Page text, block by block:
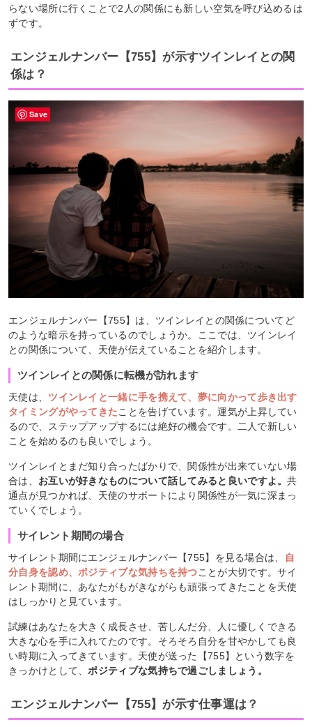
らない場所に行くことで2人の関係にも新しい空気を呼び込めるは
ずです。
エンジェルナンバー【755】が示すツインレイとの関
係は？
エンジェルナンバー【755】は、ツインレイとの関係についてど
のような暗示を持っているのでしょうか。ここでは、ツインレイ
との関係について、天使が伝えていることを紹介します。
ツインレイとの関係に転機が訪れます
天使は、 ツインレイと一緒に手を携えて、夢に向かって歩き出す
タイミングがやってきたことを告げています。運気が上昇してい
るので、ステップアップするには絶好の機会です。二人で新しい
ことを始めるのも良いでしょう。
ツインレイとまだ知り合ったばかりで、関係性が出来ていない場
合は、 お互いが好きなものについて話してみると良いですよ。共
通点が見つかれば、天使のサポートにより関係性が一気に深まっ
ていくでしょう。
サイレント期間の場合
サイレント期間にエンジェルナンバー【755】を見る場合は、
自
分自身を認め、ポジティブな気持ちを持つことが大切です。サイ
レント期間に、あなたがもがきながらも頑張ってきたことを天使
はしっかりと見ています。
試練はあなたを大きく成長させ、苦しんだ分、人に優しくできる
大きな心を手に入れてたのです。そろそろ自分を甘やかしても良
い時期に入ってきています。天使が送った【755】という数字を
きっかけとして、 ポジティブな気持ちで過ごしましょう。
エンジェルナンバー【755】が示す仕事運は？
Save